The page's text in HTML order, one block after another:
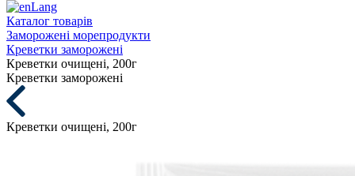
Каталог товарів
Заморожені морепродукти
Креветки заморожені
Креветки очищені, 200г
Креветки заморожені
Креветки очищені, 200г